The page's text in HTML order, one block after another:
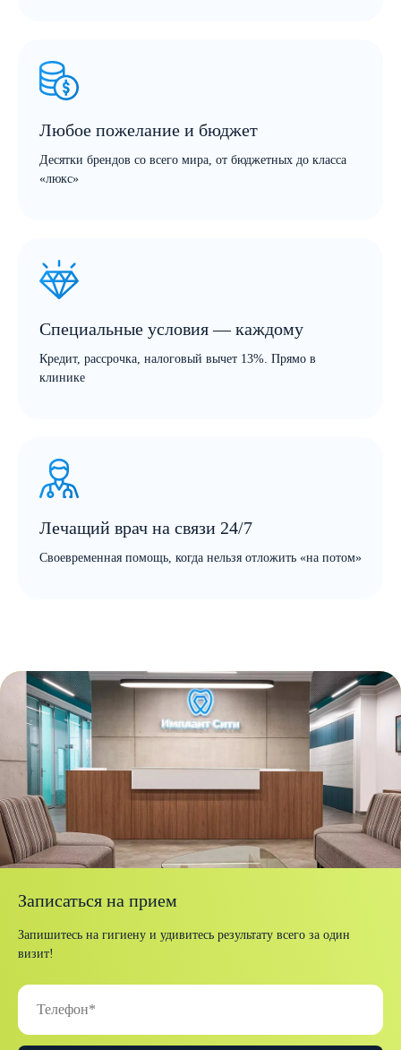
Любое пожелание и бюджет
Десятки брендов со всего мира, от бюджетных до класса
«люкс»
Специальные условия — каждому
Кредит, рассрочка, налоговый вычет 13%. Прямо в
клинике
Лечащий врач на связи 24/7
Своевременная помощь, когда нельзя отложить «на потом»
Записаться на прием
Запишитесь на гигиену и удивитесь результату всего за один
визит!